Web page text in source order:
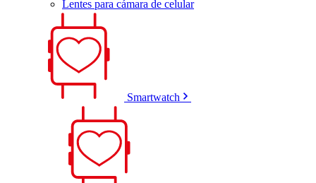
Lentes para cámara de celular
Smartwatch